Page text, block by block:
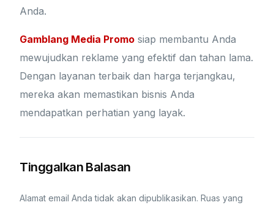
Anda.
Gamblang Media Promo siap membantu Anda
mewujudkan reklame yang efektif dan tahan lama.
Dengan layanan terbaik dan harga terjangkau,
mereka akan memastikan bisnis Anda
mendapatkan perhatian yang layak.
Tinggalkan Balasan
Alamat email Anda tidak akan dipublikasikan. Ruas yang